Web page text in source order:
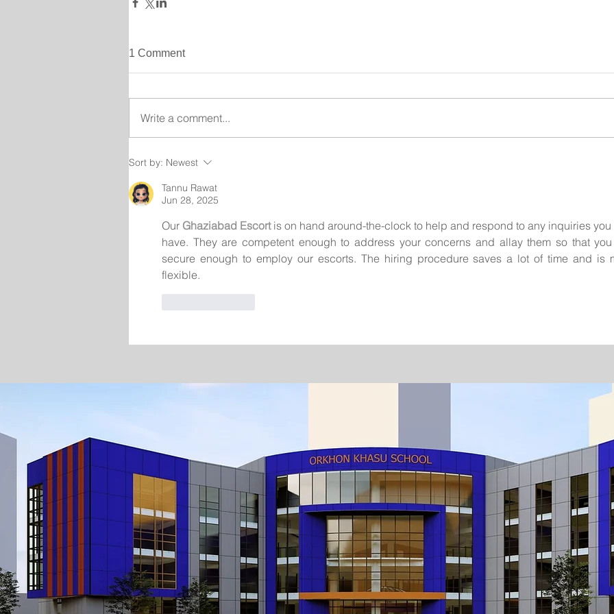
1 Comment
Write a comment...
Sort by: Newest
Tannu Rawat
Jun 28, 2025
Our Ghaziabad Escort is on hand around-the-clock to help and respond to any inquiries you
have. They are competent enough to address your concerns and allay them so that
secure enough to employ our escorts. The hiring procedure saves a lot of time and is
flexible.